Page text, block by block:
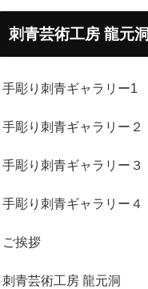
刺青芸術工房 龍元洞
手彫り刺青ギャラリー1
手彫り刺青ギャラリー２
手彫り刺青ギャラリー３
手彫り刺青ギャラリー４
ご挨拶
刺青芸術工房 龍元洞